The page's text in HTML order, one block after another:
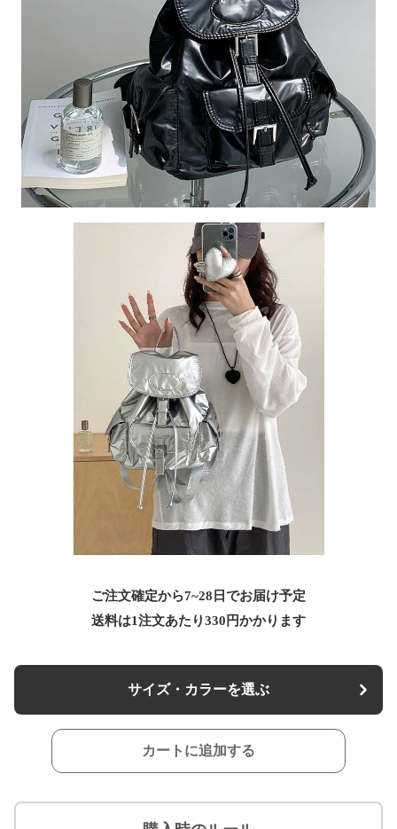
ご注文確定から7~28日でお届け予定
送料は1注文あたり330 円かかります
サイズ・カラーを選ぶ
カートに追加する